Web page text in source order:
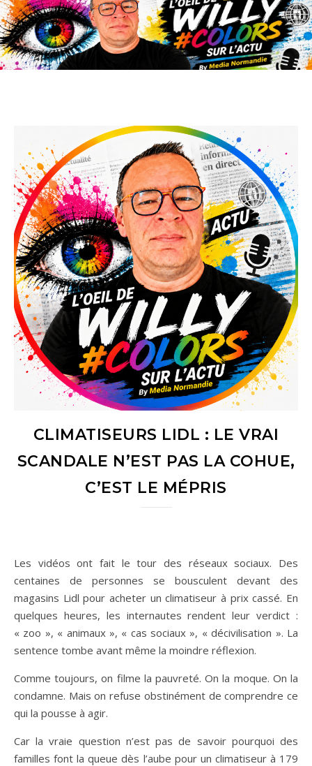
CLIMATISEURS LIDL : LE VRAI
SCANDALE N’EST PAS LA COHUE,
C’EST LE MÉPRIS
Les vidéos ont fait le tour des réseaux sociaux. Des
centaines de personnes se bousculent devant des
magasins Lidl pour acheter un climatiseur à prix cassé. En
quelques heures, les internautes rendent leur verdict :
« zoo », « animaux », « cas sociaux », « décivilisation ». La
sentence tombe avant même la moindre réflexion.
Comme toujours, on filme la pauvreté. On la moque. On la
condamne. Mais on refuse obstinément de comprendre ce
qui la pousse à agir.
Car la vraie question n’est pas de savoir pourquoi des
familles font la queue dès l’aube pour un climatiseur à 179